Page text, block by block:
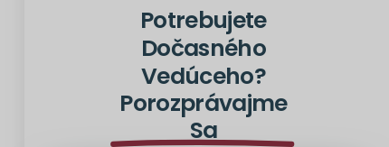
Potrebujete
Dočasného
Vedúceho?
Porozprávajme
Sa